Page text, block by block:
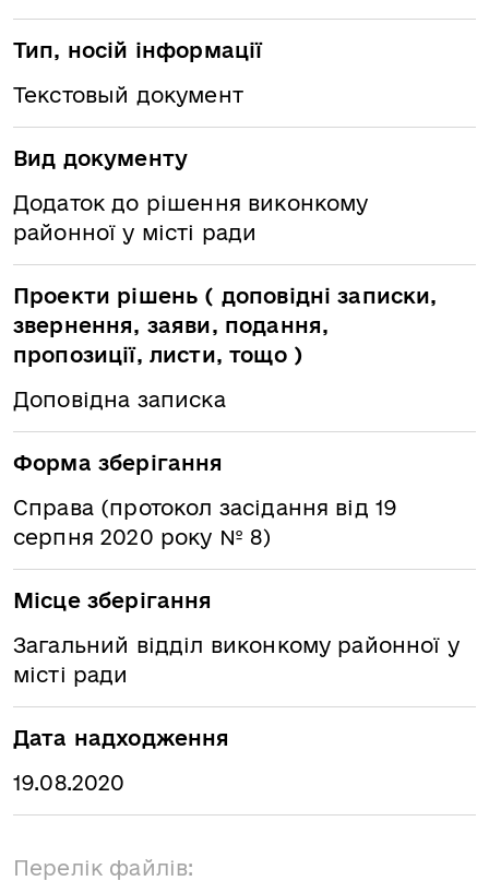
Тип, носій інформації
Текстовый документ
Вид документу
Додаток до рішення виконкому
районної у місті ради
Проекти рішень ( доповідні записки,
звернення, заяви, подання,
пропозиції, листи, тощо )
Доповідна записка
Форма зберігання
Справа (протокол засідання від 19
серпня 2020 року № 8)
Місце зберігання
Загальний відділ виконкому районної у
місті ради
Дата надходження
19.08.2020
Перелік файлів: